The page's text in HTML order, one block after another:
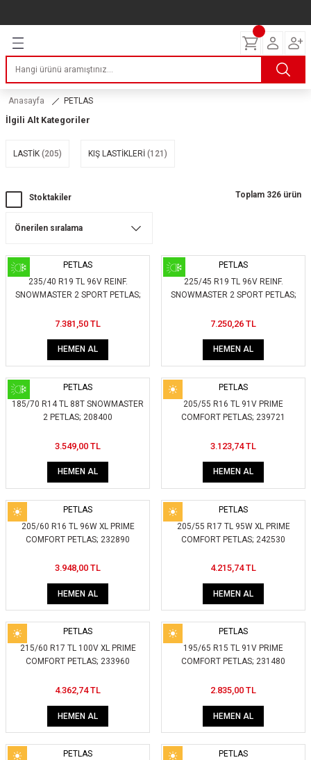
Lastikleri
Lastikleri
Hız Lastikleri
Çelik Jantlar
ve Fren Yağları
Katkı Yağları
Anasayfa PETLAS
İlgili Alt Kategoriler
LASTİK (205) KIŞ LASTİKLERİ (121)
Stoktakiler Toplam 326 ürün
PETLAS
235/40 R19 TL 96V REINF.
SNOWMASTER 2 SPORT PETLAS;
7.381,50 TL
HEMEN AL
PETLAS
225/45 R19 TL 96V REINF.
SNOWMASTER 2 SPORT PETLAS;
7.250,26 TL
HEMEN AL
PETLAS
185/70 R14 TL 88T SNOWMASTER
2 PETLAS; 208400
3.549,00 TL
HEMEN AL
PETLAS
205/55 R16 TL 91V PRIME
COMFORT PETLAS; 239721
3.123,74 TL
HEMEN AL
PETLAS
205/60 R16 TL 96W XL PRIME
COMFORT PETLAS; 232890
3.948,00 TL
HEMEN AL
PETLAS
205/55 R17 TL 95W XL PRIME
COMFORT PETLAS; 242530
4.215,74 TL
HEMEN AL
PETLAS
215/60 R17 TL 100V XL PRIME
COMFORT PETLAS; 233960
4.362,74 TL
HEMEN AL
PETLAS
195/65 R15 TL 91V PRIME
COMFORT PETLAS; 231480
2.835,00 TL
HEMEN AL
PETLAS
PETLAS